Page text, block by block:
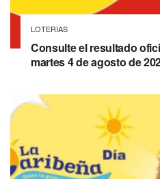
LOTERIAS
Consulte el resultado
martes 4 de agosto de